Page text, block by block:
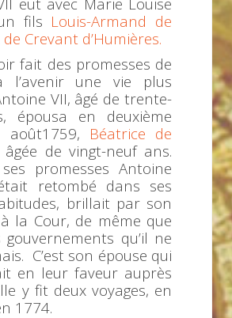
fils Louis-Armand de
Crevant d’Humières.
fait des promesses de
l’avenir une vie plus
VII, âgé de trente-
épousa en deuxième
août1759, Béatrice de
âgée de vingt-neuf ans.
promesses Antoine
retombé dans ses
brillait par son
la Cour, de même que
gouvernements qu’il ne
C’est son épouse qui
en leur faveur auprès
y fit deux voyages, en
1774.